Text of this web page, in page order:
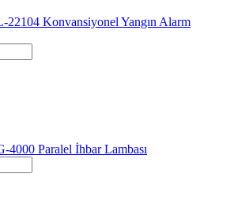
22104 Konvansiyonel Yangın Alarm
4000 Paralel İhbar Lambası